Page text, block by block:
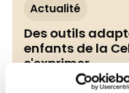
Actualité
Des outils
enfants de la
s'exprimer
13/07/2026